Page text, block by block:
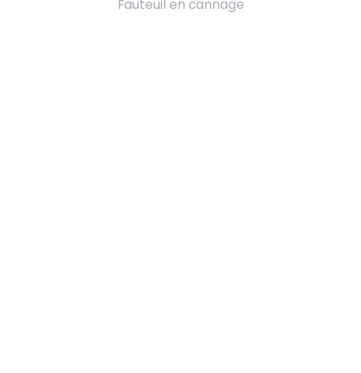
Fauteuil en cannage